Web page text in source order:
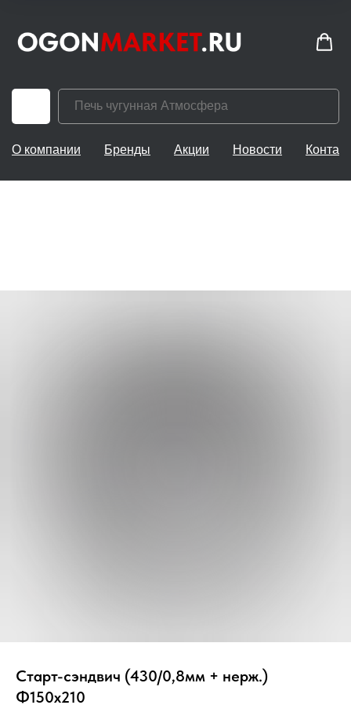
О компании Бренды Акции Новости
Старт-сэндвич (430/0,8мм + нерж.)
Ф150х210